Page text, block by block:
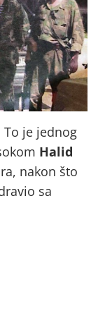
To je jednog
Halid
nakon što
sa